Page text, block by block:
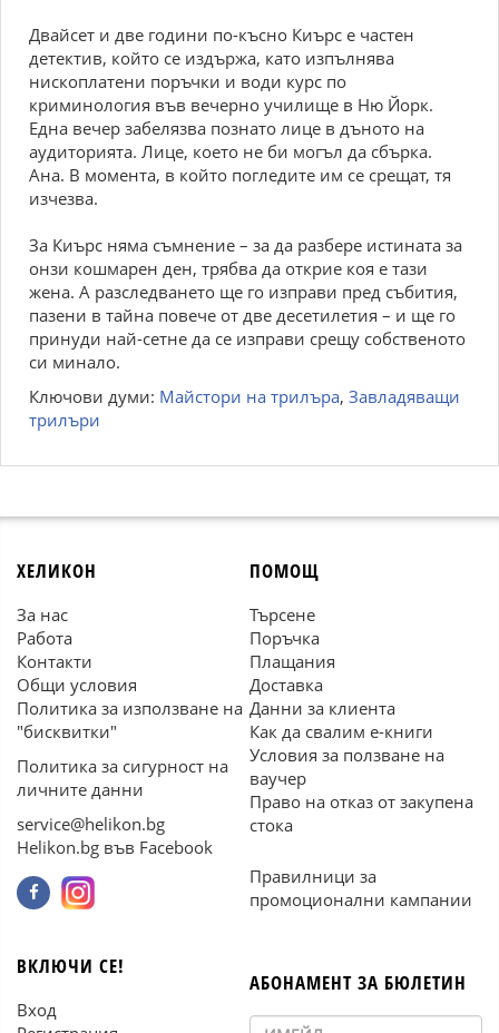
Двайсет и две години по-късно Киърс е частен
детектив, който се издържа, като изпълнява
нископлатени поръчки и води курс по
криминология във вечерно училище в Ню Йорк.
Една вечер забелязва познато лице в дъното на
аудиторията. Лице, което не би могъл да сбърка.
Ана. В момента, в който погледите им се срещат, тя
изчезва.
За Киърс няма съмнение – за да разбере истината за
онзи кошмарен ден, трябва да открие коя е тази
жена. А разследването ще го изправи пред събития,
пазени в тайна повече от две десетилетия – и ще го
принуди най-сетне да се изправи срещу собственото
си минало.
Ключови думи: Майстори на трилъра, Завладяващи
трилъри
ХЕЛИКОН
За нас
Работа
Контакти
Общи условия
Политика за използване на
"бисквитки"
Политика за сигурност на
личните данни
service@helikon.bg
Helikon.bg във Facebook
ПОМОЩ
Търсене
Поръчка
Плащания
Доставка
Данни за клиента
Как да свалим е-книги
Условия за ползване на
ваучер
Право на отказ от закупена
стока
Правилници за
промоционални кампании
ВКЛЮЧИ СЕ!
Вход
АБОНАМЕНТ ЗА БЮЛЕТИН